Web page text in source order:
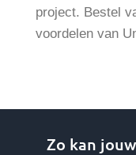
project. Bestel
voordelen van
Zo kan